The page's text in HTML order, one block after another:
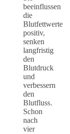
beeinflussen
die
Blutfettwerte
positiv,
senken
langfristig
den
Blutdruck
und
verbessern
den
Blutfluss.
Schon
nach
vier